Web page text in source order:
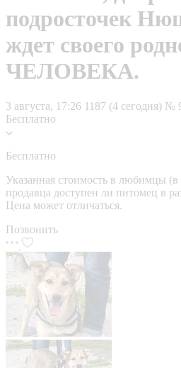
подросточек
ждет своего
ЧЕЛОВЕКА.
3 августа, 17:26 1187 (4 сегодня) №
Бесплатно
Бесплатно
Указанная стоимость в любимцы
продавца доступен ли питомец в
Цена может отличаться.
Позвонить